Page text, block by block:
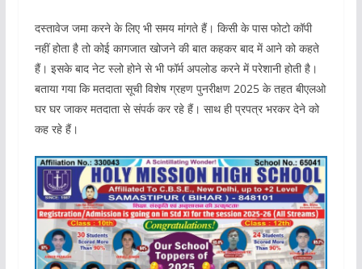
दस्तावेज जमा करने के लिए भी समय मांगते हैं। किसी के पास फोटो कॉपी
नहीं होता है तो कोई कागजात खोजने की बात कहकर बाद में आने को कहते
हैं। इसके बाद नेट स्लो होने से भी फॉर्म अपलोड करने में परेशानी होती है।
बताया गया कि मतदाता सूची विशेष ग्रहण पुनरीक्षण 2025 के तहत बीएलओ
घर घर जाकर मतदाता से संपर्क कर रहे हैं। साथ ही प्रपत्र भरकर देने को
कह रहे हैं।